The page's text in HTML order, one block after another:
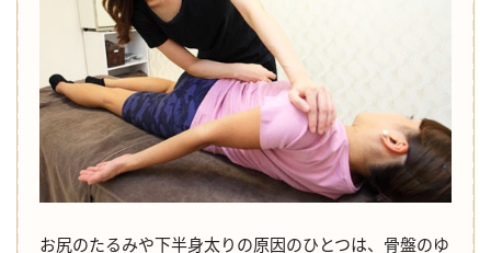
お尻のたるみや下半身太りの原因のひとつは、骨盤のゆ